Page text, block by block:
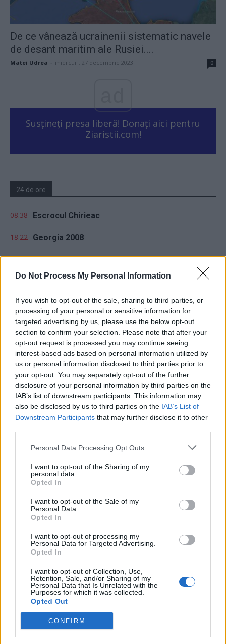
Do Not Process My Personal Information
If you wish to opt-out of the sale, sharing to third parties, or
processing of your personal or sensitive information for
targeted advertising by us, please use the below opt-out
section to confirm your selection. Please note that after your
opt-out request is processed you may continue seeing
interest-based ads based on personal information utilized by
us or personal information disclosed to third parties prior to
your opt-out. You may separately opt-out of the further
disclosure of your personal information by third parties on the
IAB’s list of downstream participants. This information may
also be disclosed by us to third parties on the IAB’s List of
Downstream Participants that may further disclose it to other
Personal Data Processing Opt Outs
I want to opt-out of the Sharing of my
personal data.
Opted In
I want to opt-out of the Sale of my
Personal Data.
Opted In
I want to opt-out of processing my
Personal Data for Targeted Advertising.
Opted In
I want to opt-out of Collection, Use,
Retention, Sale, and/or Sharing of my
Personal Data that Is Unrelated with the
Purposes for which it was collected.
Opted Out
CONFIRM
De ce vânează ucrainenii sistematic navele
de desant maritim ale Rusiei....
Matei Udrea miercuri, 27 decembrie 2023 0
Susțineți presa liberă! Donați aici pentru
Ziaristii.com!
24 de ore
08.38 Escrocul Chirieac
18.22 Georgia 2008
17.39 Bătălia de la Călugăreni
Sondaj
Ce partid ați vota dacă alegerile parlamentare ar avea
loc duminica viitoare?
USR
PNL
PMP (Tomac)
Forța Dreptei (L. Orban)
PNȚMM
REPER
SOS (Șoșoacă)
PACE (Peia)
Acțiunea Conservatoare (Târziu)
PDF (Lazarus)
PUSL (D. Voiculescu)
PNȚCD (Pavelescu)